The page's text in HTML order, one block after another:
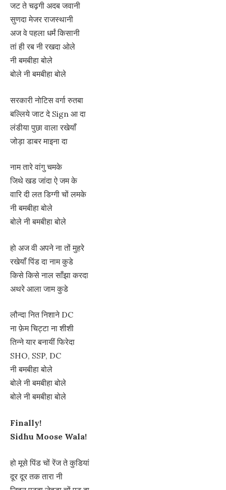
जट ते चढ़गी अदब जवानी
सुणदा मेजर राजस्थानी
अज वे पहला धर्मं किसानी
तां ही रब नी रखदा ओले
नी बमबीहा बोले
बोले नी बमबीहा बोले
सरकारी नोटिस वर्गा रुतबा
बल्लिये जाट दे Sign आ दा
लंडीया पुछा वाला रखेयाँ
जोड़ा डाबर माइना दा
नाम तारे वांगु चमके
जिथे खड जांदा ऐ जम के
वारि दी लत डिग्गी चों लमके
नी बमबीहा बोले
बोले नी बमबीहा बोले
हो अज वी अपने ना तों मुहरे
रखेयाँ पिंड दा नाम कुडे
किसे किसे नाल साँझा करदा
अथरे आला जाम कुडे
लौन्दा नित निशाने DC
ना फ़ेम चिट्टा ना शीशी
तिन्ने यार बनायीं फिरेदा
SHO, SSP, DC
नी बमबीहा बोले
बोले नी बमबीहा बोले
बोले नी बमबीहा बोले
Finally!
Sidhu Moose Wala!
हो मूसे पिंड चों रेंज ते कुडियां
दूर दूर तक तारा नी